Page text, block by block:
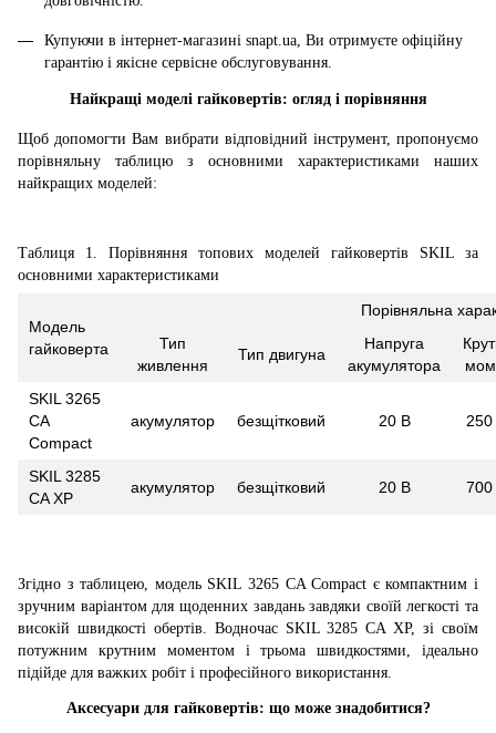
Купуючи в інтернет-магазині snapt.ua, Ви отримуєте офіційну
гарантію і якісне сервісне обслуговування.
Найкращі моделі гайковертів: огляд і порівняння
Щоб допомогти Вам вибрати відповідний інструмент, пропонуємо
порівняльну таблицю з основними характеристиками наших
найкращих моделей:
Таблиця 1. Порівняння топових моделей гайковертів SKIL за
основними характеристиками
Модель
гайковерта
Порівняльна
Тип
живлення
Тип двигуна
Напруга
акумулятора
SKIL 3265
CA
Compact
акумулятор безщітковий 20 В
SKIL 3285
CA XP
акумулятор безщітковий 20 В
Згідно з таблицею, модель SKIL 3265 CA Compact є компактним і
зручним варіантом для щоденних завдань завдяки своїй легкості та
високій швидкості обертів. Водночас SKIL 3285 CA XP, зі своїм
потужним крутним моментом і трьома швидкостями, ідеально
підійде для важких робіт і професійного використання.
Аксесуари для гайковертів: що може знадобитися?